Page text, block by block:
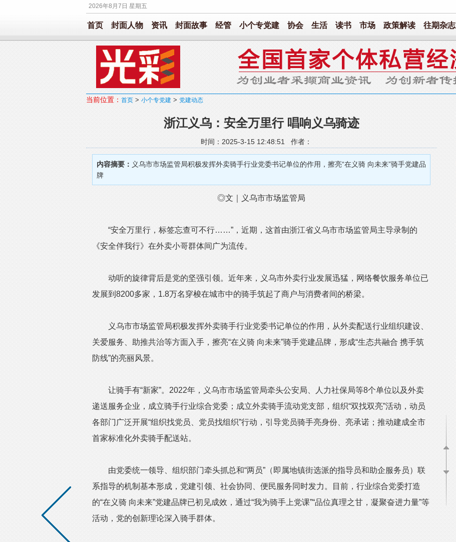
2026年8月7日 星期五
首页 封面人物 资讯 封面故事 经管 小个专党建 协会 生活 读书 市场 政策解读 往期杂志
当前位置： 首页 > 小个专党建 > 党建动态
浙江义乌：安全万里行 唱响义乌骑迹
时间：2025-3-15 12:48:51 作者：
内容摘要： 义乌市市场监管局积极发挥外卖骑手行业党委书记单位的作用，擦亮“在义骑 向未来”骑手党建品
牌
◎文｜义乌市市场监管局
“安全万里行，标签忘查可不行……”，近期，这首由浙江省义乌市市场监管局主导录制的
《安全伴我行》在外卖小哥群体间广为流传。
动听的旋律背后是党的坚强引领。近年来，义乌市外卖行业发展迅猛，网络餐饮服务单位已
发展到8200多家，1.8万名穿梭在城市中的骑手筑起了商户与消费者间的桥梁。
义乌市市场监管局积极发挥外卖骑手行业党委书记单位的作用，从外卖配送行业组织建设、
关爱服务、助推共治等方面入手，擦亮“在义骑 向未来”骑手党建品牌，形成“生态共融合 携手筑
防线”的亮丽风景。
让骑手有“新家”。2022年，义乌市市场监管局牵头公安局、人力社保局等8个单位以及外卖
递送服务企业，成立骑手行业综合党委；成立外卖骑手流动党支部，组织“双找双亮”活动，动员
各部门广泛开展“组织找党员、党员找组织”行动，引导党员骑手亮身份、亮承诺；推动建成全市
首家标准化外卖骑手配送站。
由党委统一领导、组织部门牵头抓总和“两员”（即属地镇街选派的指导员和助企服务员）联
系指导的机制基本形成，党建引领、社会协同、便民服务同时发力。目前，行业综合党委打造
的“在义骑 向未来”党建品牌已初见成效，通过“我为骑手上党课”“品位真理之甘，凝聚奋进力量”等
活动，党的创新理论深入骑手群体。